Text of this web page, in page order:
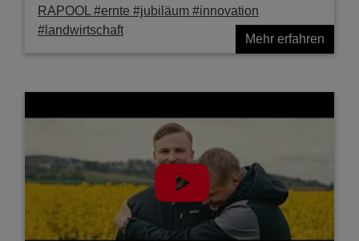
RAPOOL #ernte #jubiläum #innovation
#landwirtschaft
Mehr erfahren